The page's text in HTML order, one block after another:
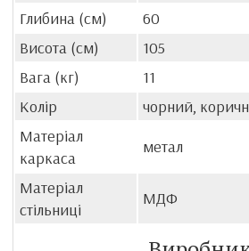
Глибина (см)
60
Висота (см)
105
Вага (кг)
11
Колір
чорний,
Матеріал
каркаса
метал
Матеріал
стільниці
МДФ